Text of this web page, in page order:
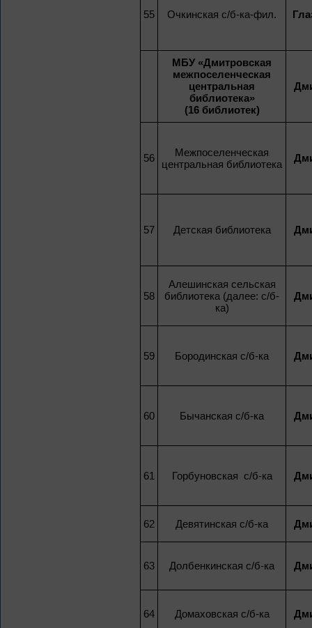
55 Очкинская с/б-ка-фил.
МБУ «Дмитровская
межпоселенческая
центральная
библиотека»
(16 библиотек)
56
Межпоселенческая
центральная библиотека
57 Детская библиотека
58
Алешинская сельская
библиотека (далее: с/б-
ка)
59 Бородинская с/б-ка
60 Бычанская с/б-ка
61 Горбуновская с/б-ка
62 Девятинская с/б-ка
63 Долбенкинская с/б-ка
64 Домаховская с/б-ка